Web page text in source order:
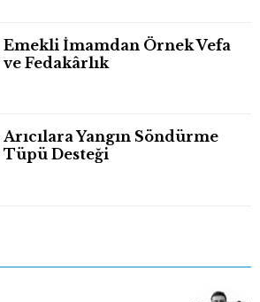
Emekli İmamdan Örnek Vefa
ve Fedakârlık
Arıcılara Yangın Söndürme
Tüpü Desteği